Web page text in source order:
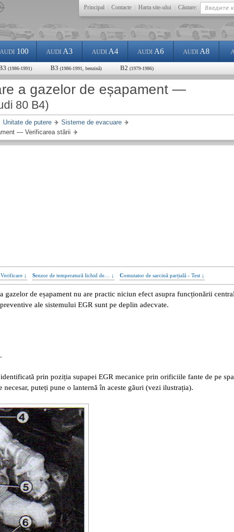
Principal Contacte Harta site-ului Căutare:
AUDI100 AUDI A3 AUDI A4 AUDI A6 AUDI A8
(1986-1991) B3 (1986-1991, benzină) B2 (1979-1986)
a gazelor de eșapament —
80 B4)
Unitate de putere
Sisteme de evacuare
— Verificarea stării
↓ Senzor de temperatură lichid de… ↓ Comutator de sarcină parțială - Test ↓
gazelor de eșapament nu are practic niciun efect asupra funcționării
ale sistemului EGR sunt pe deplin adecvate.
prin poziția supapei EGR mecanice prin orificiile fante de pe
necesar, puteți pune o lanternă în aceste găuri (vezi ilustrația).